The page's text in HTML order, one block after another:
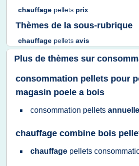
chauffage pellets prix
Thèmes de la sous-rubrique
chauffage pellets avis
Plus de thèmes sur
consommation pellets pour
magasin poele a bois
consommation pellets annuelle
chauffage combine bois
chauffage pellets